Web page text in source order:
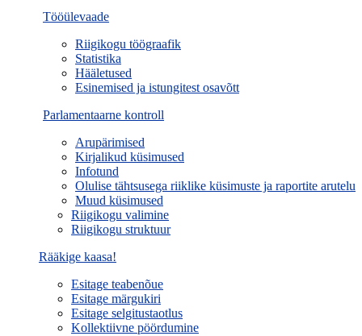
Tööülevaade
Riigikogu töögraafik
Statistika
Hääletused
Esinemised ja istungitest osavõtt
Parlamentaarne kontroll
Arupärimised
Kirjalikud küsimused
Infotund
Olulise tähtsusega riiklike küsimuste ja raportite arutelu
Muud küsimused
Riigikogu valimine
Riigikogu struktuur
Rääkige kaasa!
Esitage teabenõue
Esitage märgukiri
Esitage selgitustaotlus
Kollektiivne pöördumine